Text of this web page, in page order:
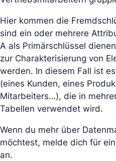
Hier kommen die
sind ein oder mehrere
A als Primärschlüssel
zur Charakterisierung von
werden. In diesem Fall ist
(eines Kunden, eines
Mitarbeiters…), die in
Tabellen verwendet wird.
Wenn du mehr über
möchtest, melde dich für
an.